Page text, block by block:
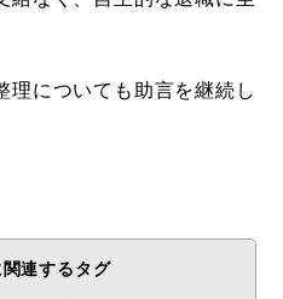
理についても助言を継続し
連するタグ